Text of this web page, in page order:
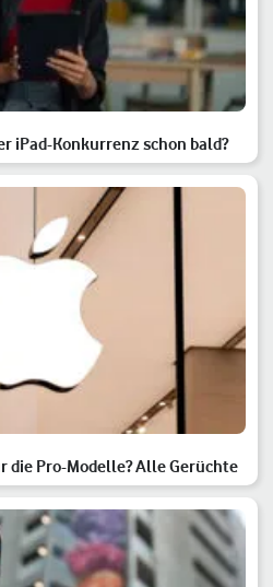
iPad-Konkurrenz schon bald?
die Pro-Modelle? Alle Gerüchte